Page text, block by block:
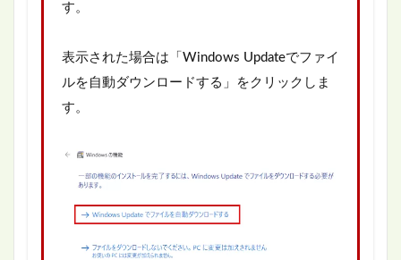
す。
表示された場合は「Windows Updateでファイ
ルを自動ダウンロードする」をクリックしま
す。